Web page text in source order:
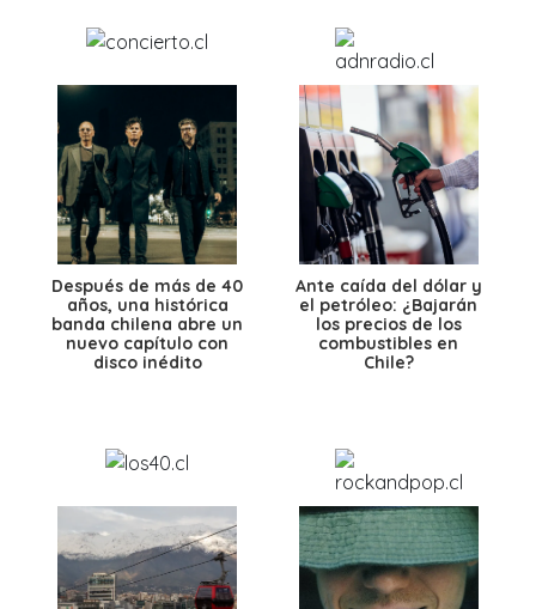
Después de más de 40
años, una histórica
banda chilena abre un
nuevo capítulo con
disco inédito
Ante caída del dólar y
el petróleo: ¿Bajarán
los precios de los
combustibles en
Chile?